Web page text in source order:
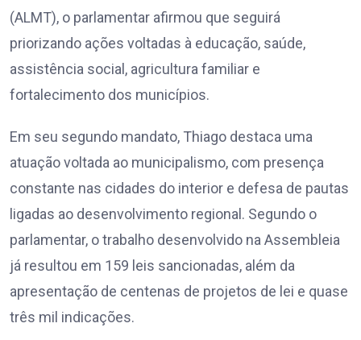
(ALMT), o parlamentar afirmou que seguirá
priorizando ações voltadas à educação, saúde,
assistência social, agricultura familiar e
fortalecimento dos municípios.
Em seu segundo mandato, Thiago destaca uma
atuação voltada ao municipalismo, com presença
constante nas cidades do interior e defesa de pautas
ligadas ao desenvolvimento regional. Segundo o
parlamentar, o trabalho desenvolvido na Assembleia
já resultou em 159 leis sancionadas, além da
apresentação de centenas de projetos de lei e quase
três mil indicações.